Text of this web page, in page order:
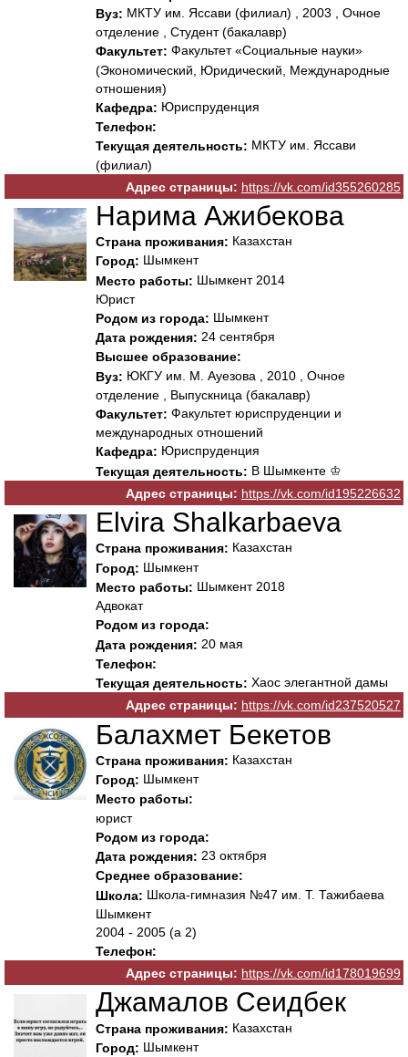
Вуз: МКТУ им. Яссави (филиал) , 2003 , Очное
отделение , Студент (бакалавр)
Факультет: Факультет «Социальные науки»
(Экономический, Юридический, Международные
отношения)
Кафедра: Юриспруденция
Телефон:
Текущая деятельность: МКТУ им. Яссави
(филиал)
Адрес страницы: https://vk.com/id355260285
Нарима Ажибекова
Страна проживания: Казахстан
Город: Шымкент
Место работы: Шымкент 2014
Юрист
Родом из города: Шымкент
Дата рождения: 24 сентября
Высшее образование:
Вуз: ЮКГУ им. М. Ауезова , 2010 , Очное
отделение , Выпускница (бакалавр)
Факультет: Факультет юриспруденции и
международных отношений
Кафедра: Юриспруденция
Текущая деятельность: В Шымкенте ♔
Адрес страницы: https://vk.com/id195226632
Elvira Shalkarbaeva
Страна проживания: Казахстан
Город: Шымкент
Место работы: Шымкент 2018
Адвокат
Родом из города:
Дата рождения: 20 мая
Телефон:
Текущая деятельность: Хаос элегантной дамы
Адрес страницы: https://vk.com/id237520527
Балахмет Бекетов
Страна проживания: Казахстан
Город: Шымкент
Место работы:
юрист
Родом из города:
Дата рождения: 23 октября
Среднее образование:
Школа: Школа-гимназия №47 им. Т. Тажибаева
Шымкент
2004 - 2005 (а 2)
Телефон:
Адрес страницы: https://vk.com/id178019699
Джамалов Сеидбек
Страна проживания: Казахстан
Город: Шымкент